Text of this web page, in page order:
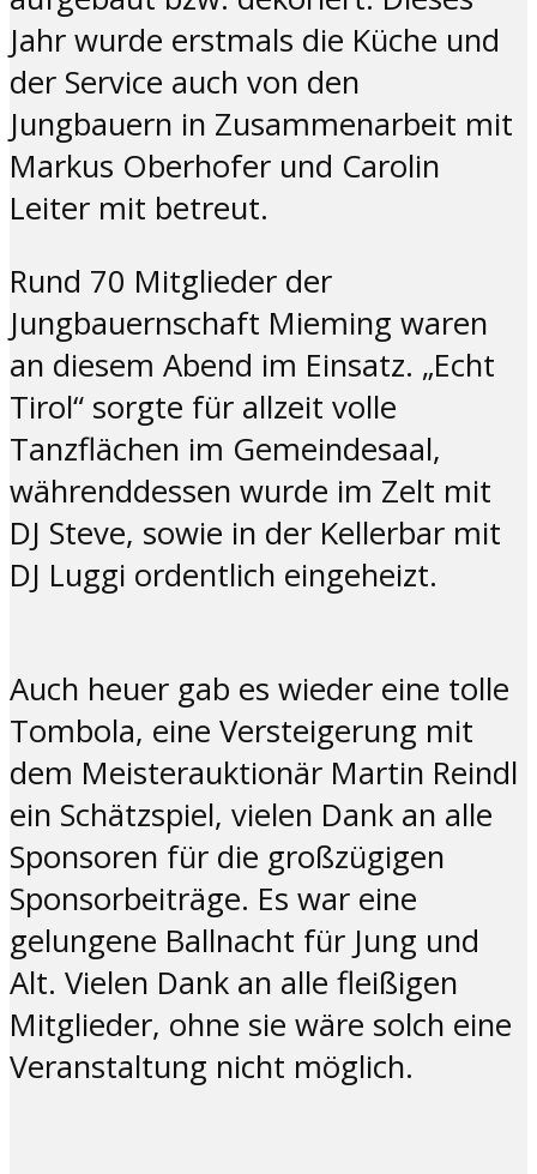
Jahr wurde erstmals die Küche und
der Service auch von den
Jungbauern in Zusammenarbeit mit
Markus Oberhofer und Carolin
Leiter mit betreut.
Rund 70 Mitglieder der
Jungbauernschaft Mieming waren
an diesem Abend im Einsatz. „Echt
Tirol“ sorgte für allzeit volle
Tanzflächen im Gemeindesaal,
währenddessen wurde im Zelt mit
DJ Steve, sowie in der Kellerbar mit
DJ Luggi ordentlich eingeheizt.
Auch heuer gab es wieder eine tolle
Tombola, eine Versteigerung mit
dem Meisterauktionär Martin Reindl
ein Schätzspiel, vielen Dank an alle
Sponsoren für die großzügigen
Sponsorbeiträge. Es war eine
gelungene Ballnacht für Jung und
Alt. Vielen Dank an alle fleißigen
Mitglieder, ohne sie wäre solch eine
Veranstaltung nicht möglich.